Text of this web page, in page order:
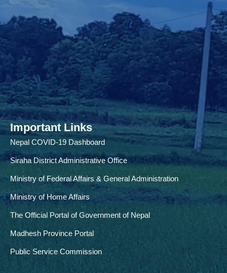
Important Links
Nepal COVID-19 Dashboard
Siraha District Administrative Office
Ministry of Federal Affairs & General Administration
Ministry of Home Affairs
The Official Portal of Government of Nepal
Madhesh Province Portal
Public Service Commission